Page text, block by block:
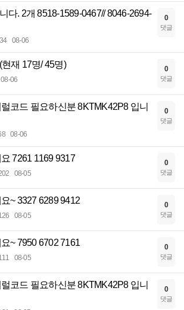
다. 2개 8518-1589-0467// 8046-2694-
08-06
0
댓글
재 17명/ 45명)
08-06
0
댓글
코드 필요하신분 8KTMK42P8 입니
08-06
0
댓글
7261 1169 9317
08-05
0
댓글
~ 3327 6289 9412
08-05
0
댓글
~ 7950 6702 7161
08-05
0
댓글
코드 필요하신분 8KTMK42P8 입니
0
댓글